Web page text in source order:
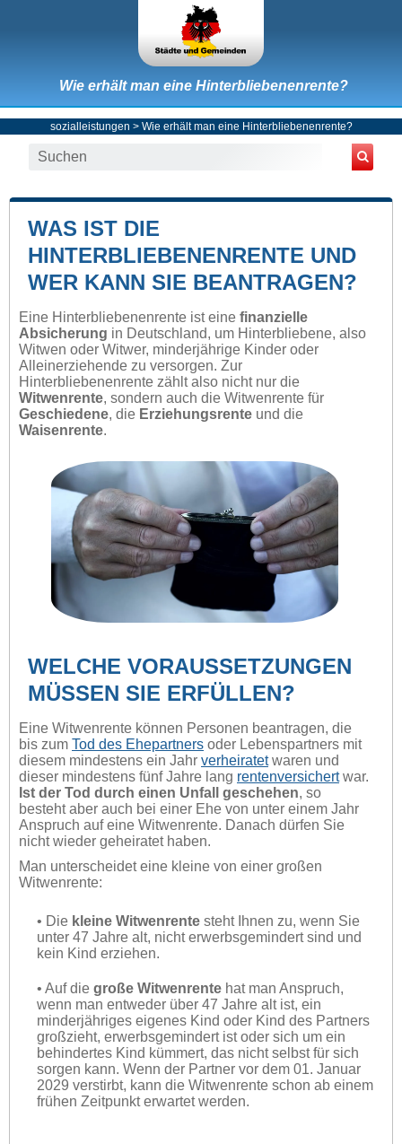
Wie erhält man eine Hinterbliebenenrente?
sozialleistungen > Wie erhält man eine Hinterbliebenenrente?
WAS IST DIE
HINTERBLIEBENENRENTE UND
WER KANN SIE BEANTRAGEN?
Eine Hinterbliebenenrente ist eine finanzielle
Absicherung in Deutschland, um Hinterbliebene, also
Witwen oder Witwer, minderjährige Kinder oder
Alleinerziehende zu versorgen. Zur
Hinterbliebenenrente zählt also nicht nur die
Witwenrente, sondern auch die Witwenrente für
Geschiedene, die Erziehungsrente und die
Waisenrente.
WELCHE VORAUSSETZUNGEN
MÜSSEN SIE ERFÜLLEN?
Eine Witwenrente können Personen beantragen, die
bis zum Tod des Ehepartners oder Lebenspartners mit
diesem mindestens ein Jahr verheiratetwaren und
dieser mindestens fünf Jahre lang rentenversichertwar.
Ist der Tod durch einen Unfall geschehen, so
besteht aber auch bei einer Ehe von unter einem Jahr
Anspruch auf eine Witwenrente. Danach dürfen Sie
nicht wieder geheiratet haben.
Man unterscheidet eine kleine von einer großen
Witwenrente:
• Die kleine Witwenrente steht Ihnen zu, wenn Sie
unter 47 Jahre alt, nicht erwerbsgemindert sind und
kein Kind erziehen.
• Auf die große Witwenrente hat man Anspruch,
wenn man entweder über 47 Jahre alt ist, ein
minderjähriges eigenes Kind oder Kind des Partners
großzieht, erwerbsgemindert ist oder sich um ein
behindertes Kind kümmert, das nicht selbst für sich
sorgen kann. Wenn der Partner vor dem 01. Januar
2029 verstirbt, kann die Witwenrente schon ab einem
frühen Zeitpunkt erwartet werden.